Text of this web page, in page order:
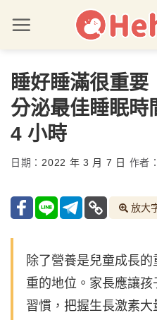
睡好睡滿很重
分泌最佳睡眠時
4 小時
日期： 2022 年 3 月 7 日 作者：
放大
除了營養是兒童成長
重的地位。家長應讓
習慣，把握生長激素